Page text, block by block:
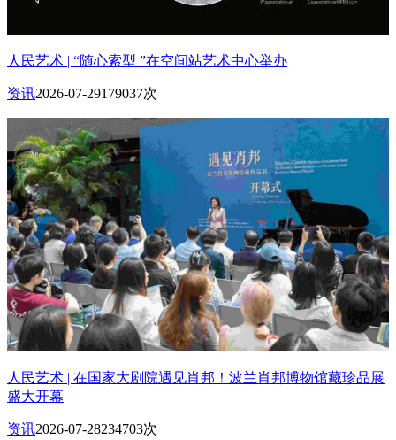
人民艺术 | “随心索型 ”在空间站艺术中心举办
资讯2026-07-29179037次
人民艺术 | 在国家大剧院遇见肖邦！波兰肖邦博物馆藏珍品展
盛大开幕
资讯2026-07-28234703次